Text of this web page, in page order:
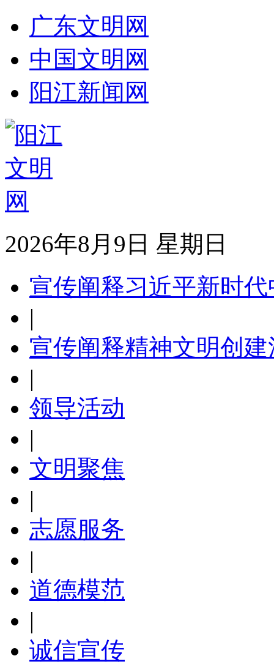
广东文明网
中国文明网
阳江新闻网
2026年8月9日 星期日
宣传阐释习近平新时
|
宣传阐释精神文明创建
|
领导活动
|
文明聚焦
|
志愿服务
|
道德模范
|
诚信宣传